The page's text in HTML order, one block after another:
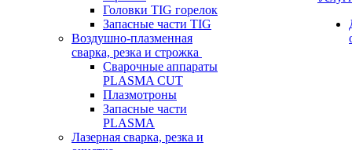
Головки TIG горелок
Запасные части TIG
Воздушно-плазменная
сварка, резка и строжка
Сварочные аппараты
PLASMA CUT
Плазмотроны
Запасные части
PLASMA
Лазерная сварка, резка и